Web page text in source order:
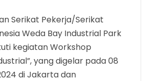
Serikat Pekerja/Serikat
Weda Bay Industrial Park
kegiatan Workshop
yang digelar pada 08
di Jakarta dan